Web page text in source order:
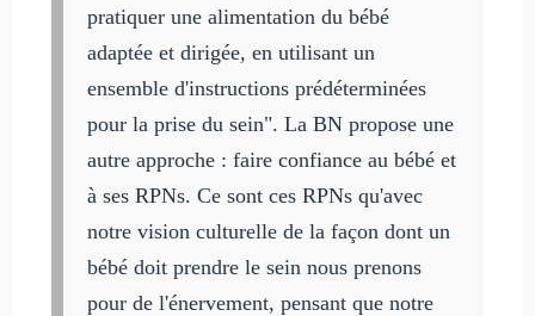
pratiquer une alimentation du bébé
adaptée et dirigée, en utilisant un
ensemble d'instructions prédéterminées
pour la prise du sein". La BN propose une
autre approche : faire confiance au bébé et
à ses RPNs. Ce sont ces RPNs qu'avec
notre vision culturelle de la façon dont un
bébé doit prendre le sein nous prenons
pour de l'énervement, pensant que notre